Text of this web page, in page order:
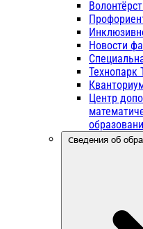
Новости
Технопарк
Центр
Сведения об